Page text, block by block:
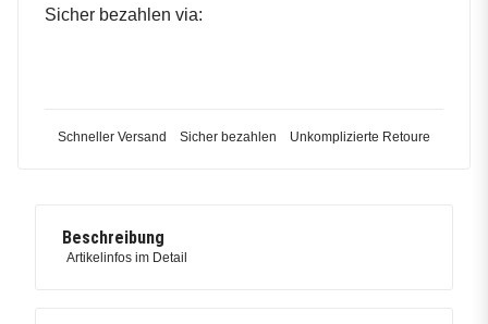
Sicher bezahlen via:
Schneller Versand Sicher bezahlen Unkomplizierte Retoure
Beschreibung
Artikelinfos im Detail